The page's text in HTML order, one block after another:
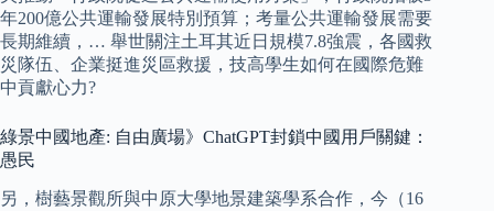
年200億公共運輸發展特別預算；考量公共運輸發展需要
長期維續，… 舉世關注土耳其近日規模7.8強震，各國救
災隊伍、企業挺進災區救援，技高學生如何在國際危難
中貢獻心力?
綠景中國地產: 自由廣場》ChatGPT封鎖中國用戶關鍵：
愚民
另，樹藝景觀所與中原大學地景建築學系合作，今（16